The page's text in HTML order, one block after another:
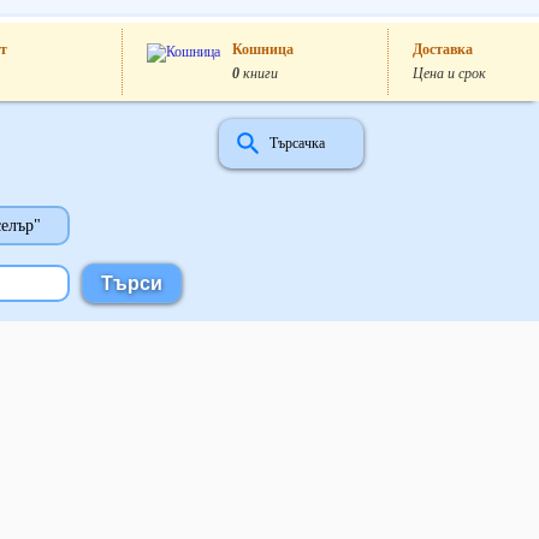
Кошница
0 книги
Доставка
Цена и срок
Търсачка